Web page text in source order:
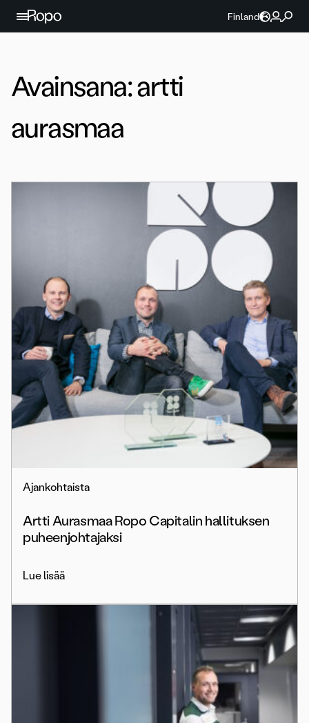
Jatka sisältöön
Finland
Avainsana:artti
aurasmaa
Ajankohtaista
Artti Aurasmaa Ropo Capitalin hallituksen
puheenjohtajaksi
Lue lisää